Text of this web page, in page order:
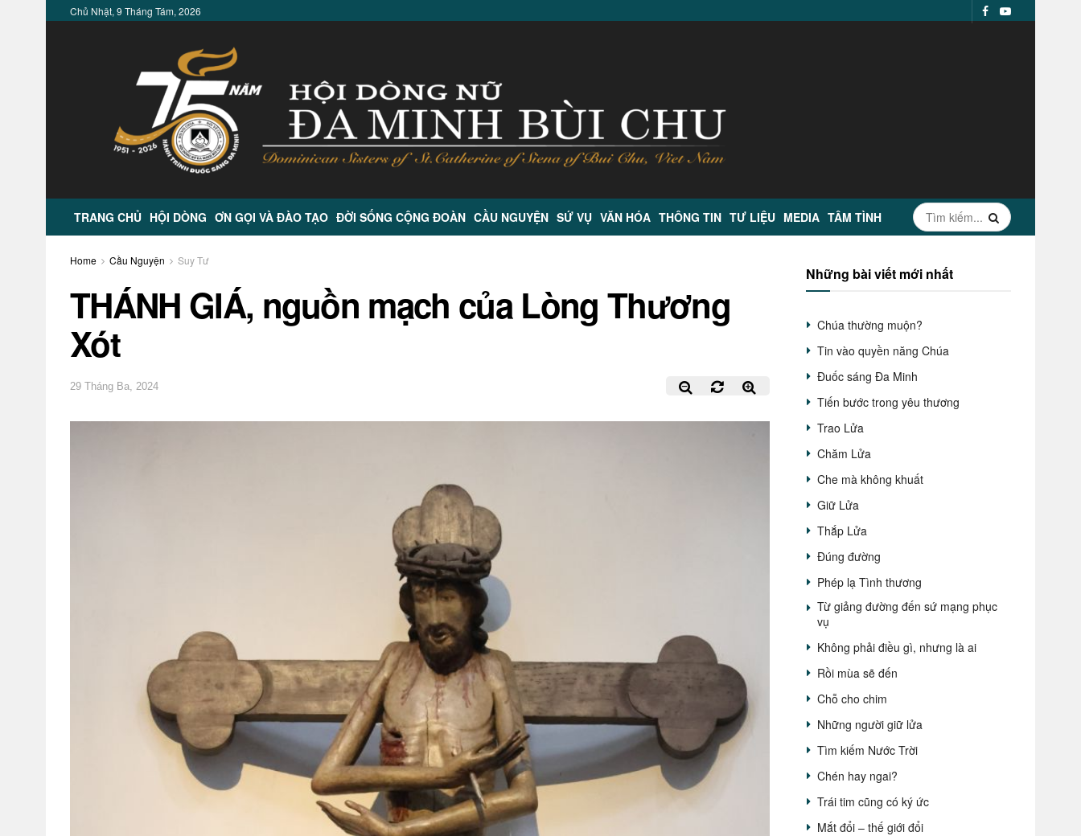
Chủ Nhật, 9 Tháng Tám, 2026
TRANG CHỦ HỘI DÒNG ƠN GỌI VÀ ĐÀO TẠO ĐỜI SỐNG CỘNG ĐOÀN CẦU NGUYỆN SỨ VỤ VĂN HÓA THÔNG TIN TƯ LIỆU MEDIA TÂM TÌNH
Home Cầu Nguyện Suy Tư
THÁNH GIÁ, nguồn mạch của Lòng Thương
Xót
29 Tháng Ba, 2024
Những bài viết mới nhất
Chúa thường muộn?
Tin vào quyền năng Chúa
Đuốc sáng Đa Minh
Tiến bước trong yêu thương
Trao Lửa
Chăm Lửa
Che mà không khuất
Giữ Lửa
Thắp Lửa
Đúng đường
Phép lạ Tình thương
Từ giảng đường đến sứ mạng phục
vụ
Không phải điều gì, nhưng là ai
Rồi mùa sẽ đến
Chỗ cho chim
Những người giữ lửa
Tìm kiếm Nước Trời
Chén hay ngai?
Trái tim cũng có ký ức
Mắt đổi – thế giới đổi